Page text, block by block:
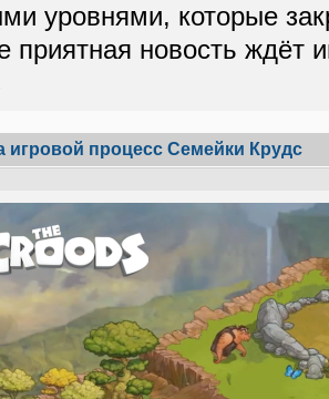
уровнями, которые
приятная новость ждёт
игровой процесс Семейки Крудс